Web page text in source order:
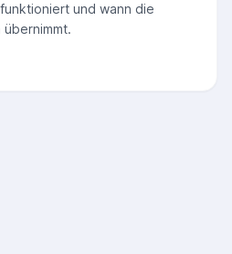
und wann die